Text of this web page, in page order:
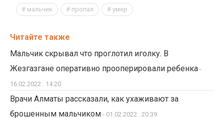
мальчик пропал умер
Читайте также
Мальчик скрывал что проглотил иголку. В
Жезгазгане оперативно прооперировали ребенка -
16.02.2022 . 14:20
Врачи Алматы рассказали, как ухаживают за
брошенным мальчиком - 01.02.2022 . 20:39